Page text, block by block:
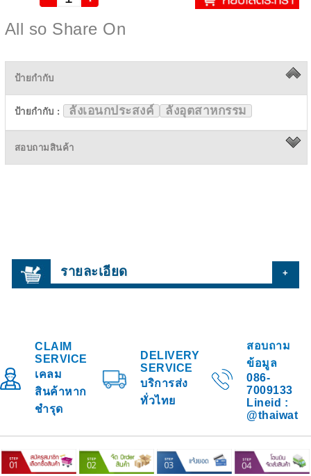
All so Share On
ป้ายกำกับ
ป้ายกำกับ : ลังเอนกประสงค์ ลังอุตสาหกรรม
สอบถามสินค้า
รายละเอียด +
CLAIM
SERVICE
เคลม
สินค้าหาก
ชำรุด
DELIVERY
SERVICE
บริการส่ง
ทั่วไทย
สอบถาม
ข้อมูล
086-
7009133
Lineid :
@thaiwat